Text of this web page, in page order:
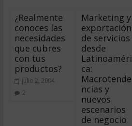
¿Realmente
conoces las
necesidades
que cubres
con tus
productos?
julio 2, 2004
2
Marketing y
exportación
de servicios
desde
Latinoaméri
ca:
Macrotende
ncias y
nuevos
escenarios
de negocio